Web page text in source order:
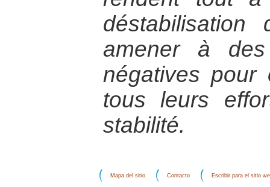
amener à des
négatives pour
tous leurs
stabilité.
Mapa del sitio Contacto Escribir para el sitio